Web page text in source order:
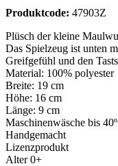
Produktcode: 47903Z
Plüsch der kleine
Das Spielzeug ist unten
Greifgefühl und den
Material: 100% polyester
Breite: 19 cm
Höhe: 16 cm
Länge: 9 cm
Maschinenwäsche bis
Handgemacht
Lizenzprodukt
Alter 0+